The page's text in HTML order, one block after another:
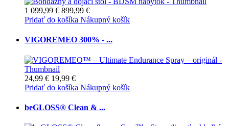
1 099,99 € 899,99 €
Pridať do košíka Nákupný košík
VIGOREMEO 300% - ...
24,99 € 19,99 €
Pridať do košíka Nákupný košík
beGLOSS® Clean & ...